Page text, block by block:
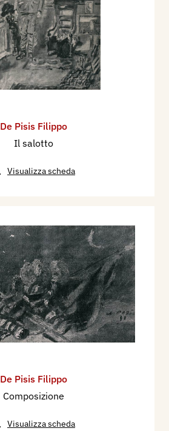
De Pisis Filippo
Il salotto
Visualizza scheda
De Pisis Filippo
Composizione
Visualizza scheda